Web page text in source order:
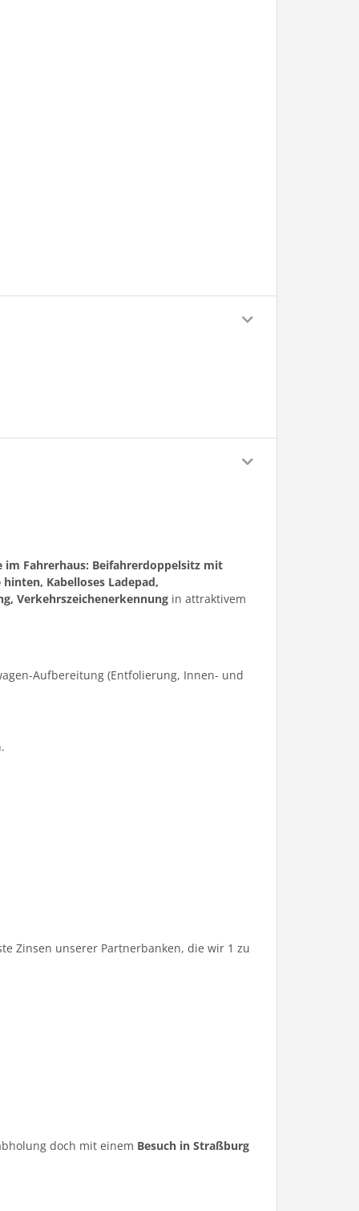
Fahrerhaus: Beifahrerdoppelsitz mit
Kabelloses Ladepad,
Verkehrszeichenerkennung in attraktivem
Aufbereitung (Entfolierung, Innen- und
Zinsen unserer Partnerbanken, die wir 1 zu
doch mit einem Besuch in Straßburg